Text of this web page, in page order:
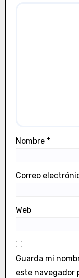
Nombre *
Correo
Web
Guarda mi
este navegador